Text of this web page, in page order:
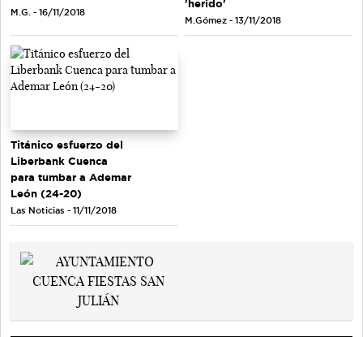
M.G. - 16/11/2018
'herido'
M.Gómez - 13/11/2018
Titánico esfuerzo del
Liberbank Cuenca
para tumbar a Ademar
León (24-20)
Las Noticias - 11/11/2018